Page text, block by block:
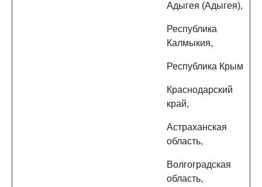
Адыгея (Адыгея),
Республика
Калмыкия,
Республика Крым
Краснодарский
край,
Астраханская
область,
Волгоградская
область,